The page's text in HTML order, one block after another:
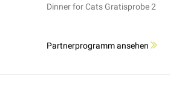
Dinner for Cats Gratisprobe 2
Partnerprogramm ansehen